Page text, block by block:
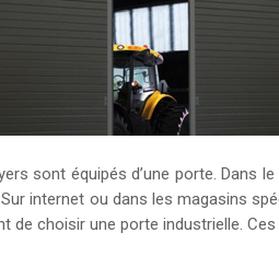
sont équipés d’une porte. Dans
internet ou dans les magasins
choisir une porte industrielle.